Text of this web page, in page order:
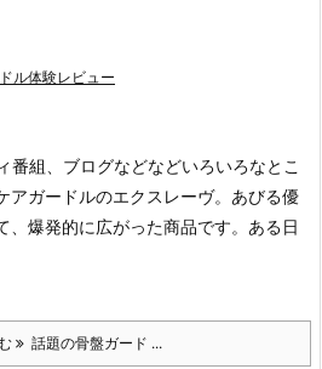
ル体験レビュー
番組、ブログなどなどいろいろなとこ
ガードルのエクスレーヴ。 あびる優
爆発的に広がった商品です。 ある日
話題の骨盤ガード ...